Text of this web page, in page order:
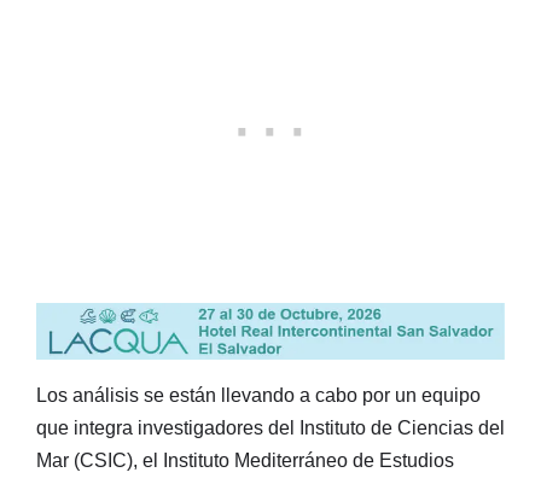
Los análisis se están llevando a cabo por un equipo
que integra investigadores del Instituto de Ciencias del
Mar (CSIC), el Instituto Mediterráneo de Estudios